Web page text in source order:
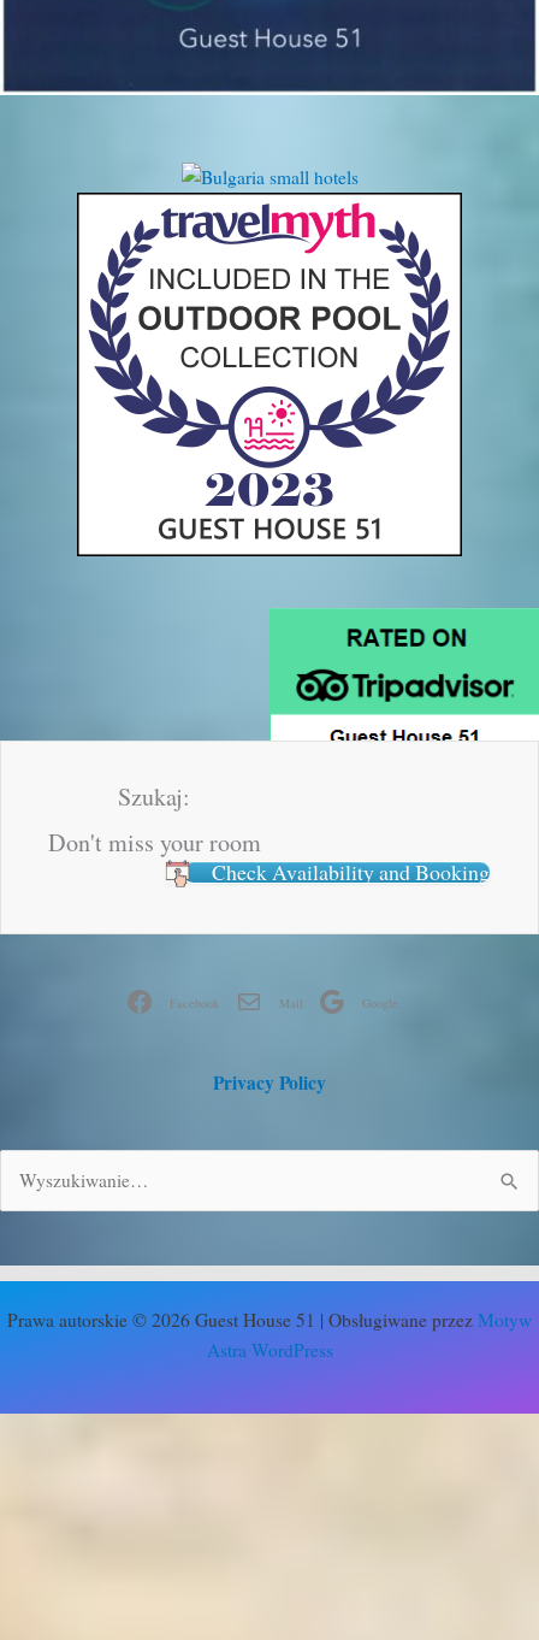
Szukaj:
Don't miss your room
Check Availability and Booking
Facebook Mail Google
Privacy Policy
dla:
Prawa autorskie © 2026 Guest House 51 | Obsługiwane przez Motyw
Astra WordPress